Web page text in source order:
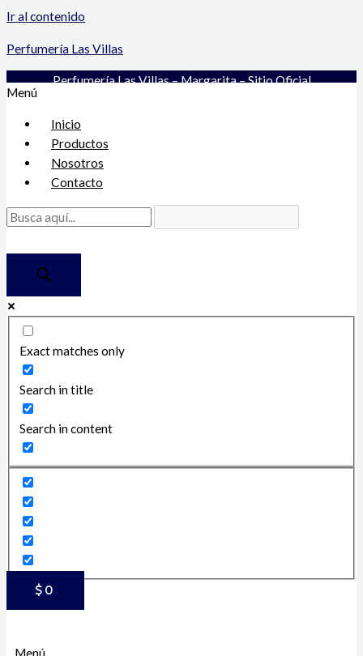
Ir al contenido
Perfumería Las Villas
Perfumería Las Villas – Margarita – Sitio Oficial
Menú
Inicio
Productos
Nosotros
Contacto
Exact matches only
Search in title
Search in content
$ 0
Menú